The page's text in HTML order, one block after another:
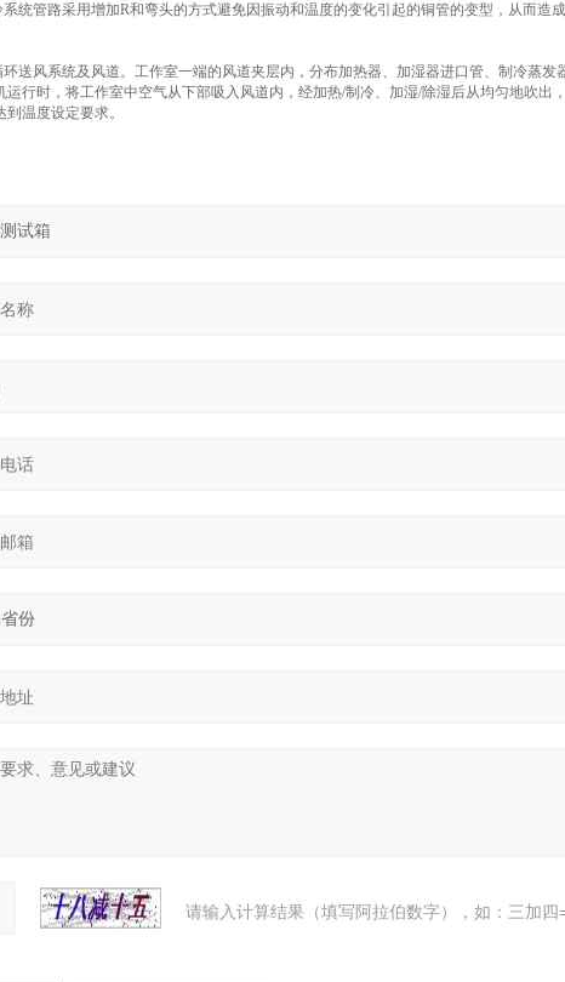
统管路采用增加R和弯头的方式避免因振动和温度的变化引起的铜管的变型，从而造成
送风系统及风道。工作室一端的风道夹层内，分布加热器、加湿器进口管、制冷蒸发
行时，将工作室中空气从下部吸入风道内，经加热/制冷、加湿/除湿后从均匀地吹出
温度设定要求。
请输入计算结果（填写阿拉伯数字），如：三加四